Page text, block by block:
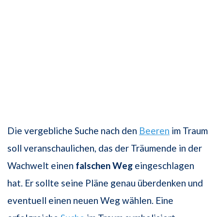
Die vergebliche Suche nach den Beeren im Traum
soll veranschaulichen, das der Träumende in der
Wachwelt einen falschen Weg eingeschlagen
hat. Er sollte seine Pläne genau überdenken und
eventuell einen neuen Weg wählen. Eine